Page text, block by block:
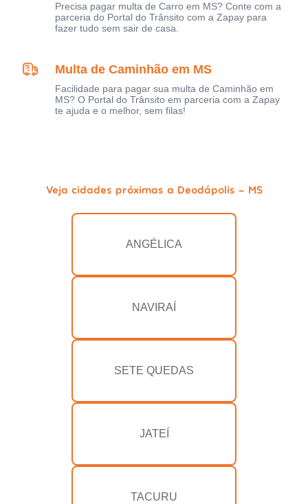
Precisa pagar multa de Carro em MS? Conte com a
parceria do Portal do Trânsito com a Zapay para
fazer tudo sem sair de casa.
Multa de Caminhão em MS
Facilidade para pagar sua multa de Caminhão em
MS? O Portal do Trânsito em parceria com a Zapay
te ajuda e o melhor, sem filas!
Veja cidades próximas a Deodápolis - MS
ANGÉLICA
NAVIRAÍ
SETE QUEDAS
JATEÍ
TACURU